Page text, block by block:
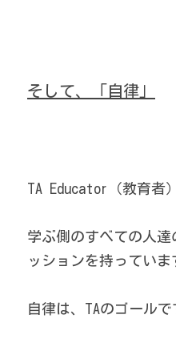
そして、「自律」
TA Educator（教育者
学ぶ側のすべての人達
ッションを持っていま
自律は、TAのゴールで